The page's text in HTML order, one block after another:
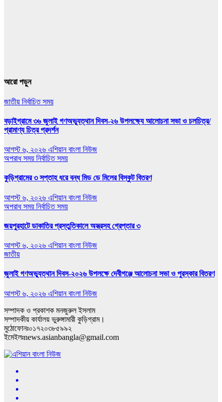
আরো পড়ুন
জাতীয় নির্বাচিত সময়
বড়াইগ্রামে ৩৬ জুলাই গণঅভ্যুত্থান দিবস-২৬ উপলক্ষ্যে আলোচনা সভা ও চলচিত্র/
প্রামাণ্য চিত্র প্রদর্শন
আগস্ট ৬, ২০২৬ এশিয়ান বাংলা নিউজ
অপরাধ সময় নির্বাচিত সময়
কুড়িগ্রামের ৩ সপ্তাহ ধরে বন্ধ মিড ডে মিলের বিস্কুট বিতরণ
আগস্ট ৬, ২০২৬ এশিয়ান বাংলা নিউজ
অপরাধ সময় নির্বাচিত সময়
জয়পুরহাটে ডাকাতির প্রস্তুতিকালে অস্ত্রসহ গ্রেপ্তার ৩
আগস্ট ৬, ২০২৬ এশিয়ান বাংলা নিউজ
জাতীয়
জুলাই গণঅভ্যুত্থান দিবস-২০২৬ উপলক্ষে দেবীগঞ্জে আলোচনা সভা ও পুরস্কার বিতরণ
আগস্ট ৬, ২০২৬ এশিয়ান বাংলা নিউজ
সম্পাদক ও প্রকাশক মনজুরুল ইসলাম
সম্পাদকীয় কার্যালয় ভুরুঙ্গামারী কুড়িগ্রাম।
মুঠোফোনঃ০১৭২০৩৮৫৯৯২
ইমেইলঃnews.asianbangla@gmail.com